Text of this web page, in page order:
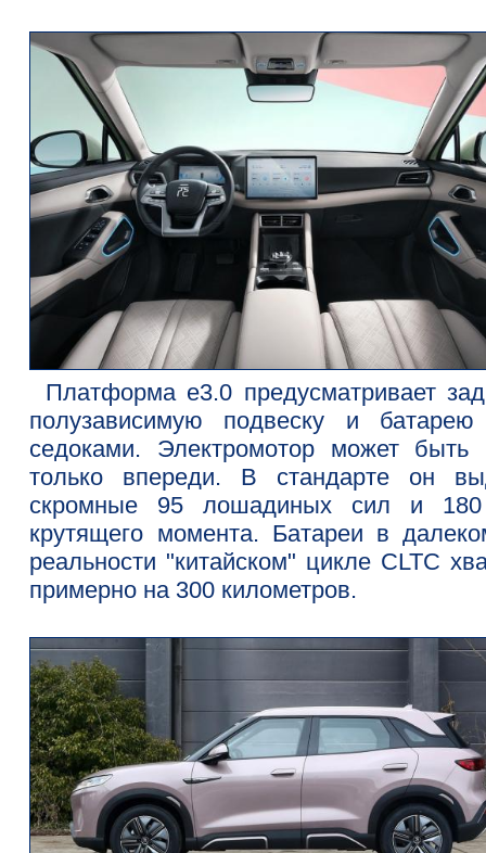
Платформа e3.0 предусматривает
полузависимую подвеску и
седоками. Электромотор может быть
только впереди. В стандарте он
скромные 95 лошадиных сил и
крутящего момента. Батареи в
реальности "китайском" цикле CLTC
примерно на 300 километров.